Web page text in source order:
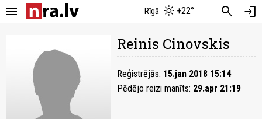
menu Rīgā +22° search login
Reinis Cinovskis
Reģistrējās: 15.jan 2018 15:14
Pēdējo reizi manīts: 29.apr 21:19